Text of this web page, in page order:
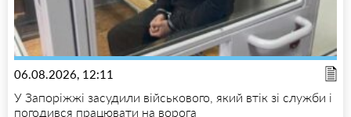
06.08.2026, 12:11
У Запоріжжі засудили військового, який втік зі служби і
погодився працювати на ворога